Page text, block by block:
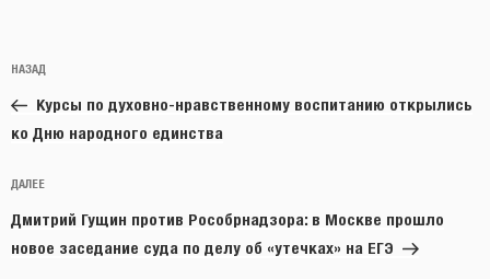
по
записям
Предыдущая
запись:
НАЗАД
Курсы по духовно-нравственному воспитанию открылись
ко Дню народного единства
Следующая
запись
ДАЛЕЕ
Дмитрий Гущин против Рособрнадзора: в Москве прошло
новое заседание суда по делу об «утечках» на ЕГЭ